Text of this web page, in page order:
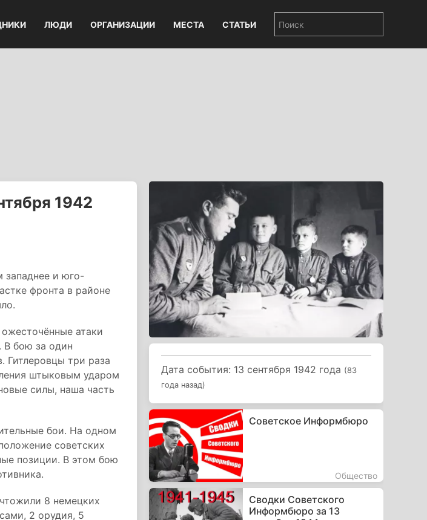
ЛЮДИ ОРГАНИЗАЦИИ МЕСТА СТАТЬИ
1942
западнее и юго-
фронта в районе
атаки
В бою за один
Гитлеровцы три раза
штыковым ударом
силы, наша часть
бои. На одном
советских
позиции. В этом бою
8 немецких
2 орудия, 5
Дата события: 13 сентября 1942 года (83
года назад)
Советское Информбюро
Общество
Сводки Советского
Информбюро за 13